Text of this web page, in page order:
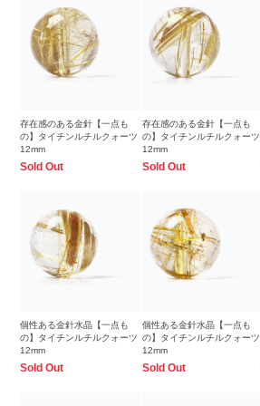
存在感のある金針【一点も
の】タイチンルチルクォーツ
12mm
Sold Out
存在感のある金針【一点も
の】タイチンルチルクォーツ
12mm
Sold Out
個性ある金針水晶【一点も
の】タイチンルチルクォーツ
12mm
Sold Out
個性ある金針水晶【一点も
の】タイチンルチルクォーツ
12mm
Sold Out